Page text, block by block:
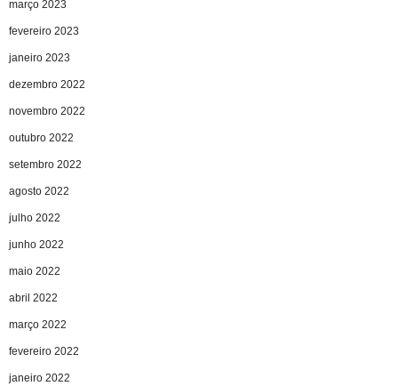
março 2023
fevereiro 2023
janeiro 2023
dezembro 2022
novembro 2022
outubro 2022
setembro 2022
agosto 2022
julho 2022
junho 2022
maio 2022
abril 2022
março 2022
fevereiro 2022
janeiro 2022